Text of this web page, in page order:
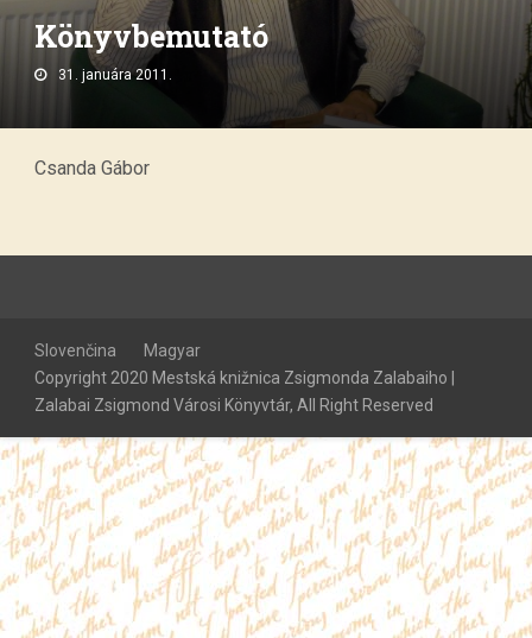
Könyvbemutató
31. januára 2011.
Csanda Gábor
Slovenčina
Magyar
Copyright 2020 Mestská knižnica Zsigmonda Zalabaiho |
Zalabai Zsigmond Városi Könyvtár, All Right Reserved